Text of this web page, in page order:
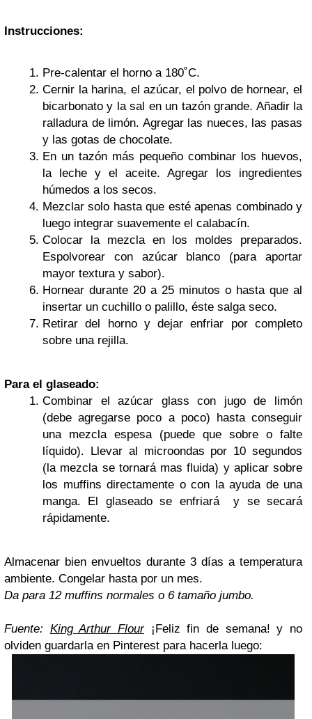
Instrucciones:
Pre-calentar el horno a 180˚C.
Cernir la harina, el azúcar, el polvo de hornear, el
bicarbonato y la sal en un tazón grande. Añadir la
ralladura de limón. Agregar las nueces, las pasas
y las gotas de chocolate.
En un tazón más pequeño combinar los huevos,
la leche y el aceite. Agregar los ingredientes
húmedos a los secos.
Mezclar solo hasta que esté apenas combinado y
luego integrar suavemente el calabacín.
Colocar la mezcla en los moldes preparados.
Espolvorear con azúcar blanco (para aportar
mayor textura y sabor).
Hornear durante 20 a 25 minutos o hasta que al
insertar un cuchillo o palillo, éste salga seco.
Retirar del horno y dejar enfriar por completo
sobre una rejilla.
Para el glaseado:
Combinar el azúcar glass con jugo de limón
(debe agregarse poco a poco) hasta conseguir
una mezcla espesa (puede que sobre o falte
líquido). Llevar al microondas por 10 segundos
(la mezcla se tornará mas fluida) y aplicar sobre
los muffins directamente o con la ayuda de una
manga. El glaseado se enfriará y se secará
rápidamente.
Almacenar bien envueltos durante 3 días a temperatura
ambiente. Congelar hasta por un mes.
Da para 12 muffins normales o 6 tamaño jumbo.
Fuente: King Arthur Flour¡Feliz fin de semana! y no
olviden guardarla en Pinterest para hacerla luego: